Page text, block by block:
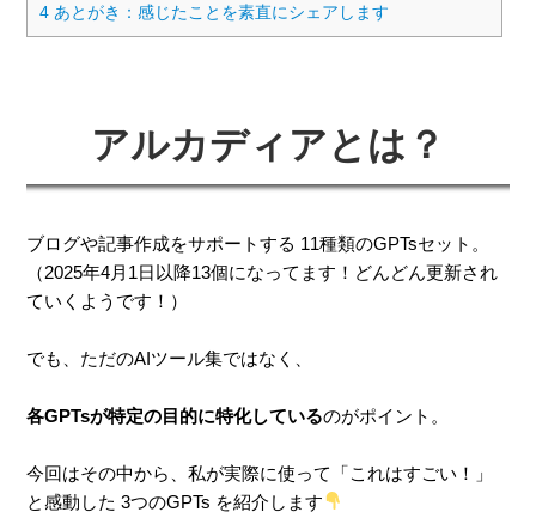
4 あとがき：感じたことを素直にシェアします
アルカディアとは？
ブログや記事作成をサポートする 11種類のGPTsセット。
（2025年4月1日以降13個になってます！どんどん更新され
ていくようです！）
でも、ただのAIツール集ではなく、
各GPTsが特定の目的に特化しているのがポイント。
今回はその中から、私が実際に使って「これはすごい！」
と感動した 3つのGPTs を紹介します